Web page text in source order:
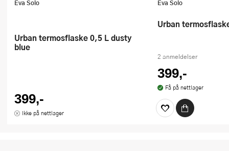
Eva Solo
Urban termosflaske 0,5 L dusty
blue
399,-
Ikke på nettlager
Eva Solo
Urban
2 anmeldelser
399,-
Få på nettlager